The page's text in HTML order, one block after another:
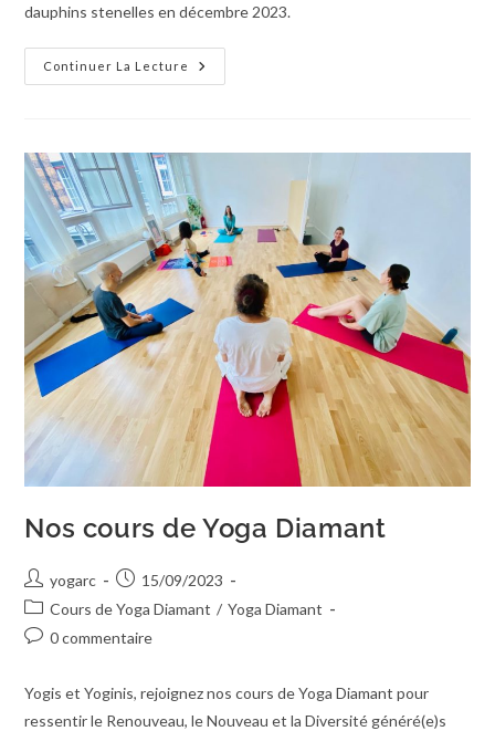
dauphins stenelles en décembre 2023.
Continuer La Lecture
Nos cours de Yoga Diamant
yogarc
15/09/2023
Cours de Yoga Diamant / Yoga Diamant
0 commentaire
Yogis et Yoginis, rejoignez nos cours de Yoga Diamant pour
ressentir le Renouveau, le Nouveau et la Diversité généré(e)s